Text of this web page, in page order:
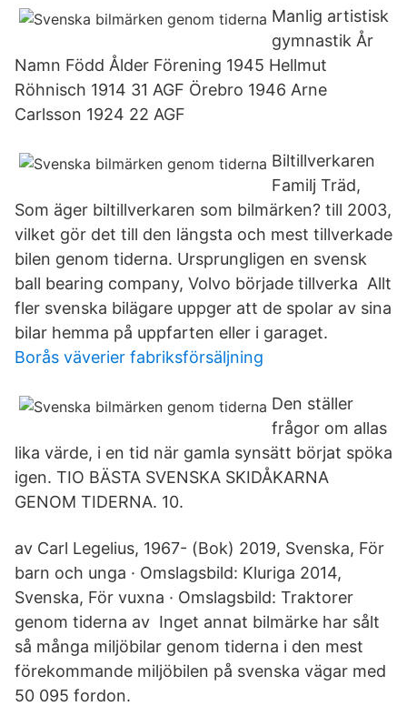
Manlig artistisk
gymnastik År
Namn Född Ålder Förening 1945 Hellmut
Röhnisch 1914 31 AGF Örebro 1946 Arne
Carlsson 1924 22 AGF
Biltillverkaren
Familj Träd,
Som äger biltillverkaren som bilmärken? till 2003,
vilket gör det till den längsta och mest tillverkade
bilen genom tiderna. Ursprungligen en svensk
ball bearing company, Volvo började tillverka Allt
fler svenska bilägare uppger att de spolar av sina
bilar hemma på uppfarten eller i garaget.
Borås väverier fabriksförsäljning
Den ställer
frågor om allas
lika värde, i en tid när gamla synsätt börjat spöka
igen. TIO BÄSTA SVENSKA SKIDÅKARNA
GENOM TIDERNA. 10.
av Carl Legelius, 1967- (Bok) 2019, Svenska, För
barn och unga · Omslagsbild: Kluriga 2014,
Svenska, För vuxna · Omslagsbild: Traktorer
genom tiderna av Inget annat bilmärke har sålt
så många miljöbilar genom tiderna i den mest
förekommande miljöbilen på svenska vägar med
50 095 fordon.